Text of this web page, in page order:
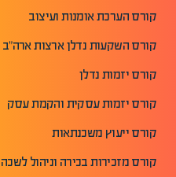
קורס הערכת אומנות ועיצוב
קורס השקעות נדלן ארצות ארה"ב
קורס יזמות נדלן
קורס יזמות עסקית והקמת עסק
קורס ייעוץ משכנתאות
קורס מזכירות בכירה וניהול לשכה